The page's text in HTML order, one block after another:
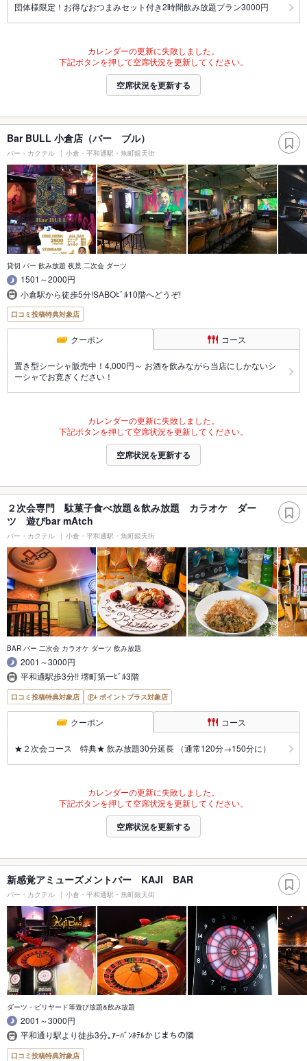
団体様限定！お得なおつまみセット付き2時間飲み放題プラン3000円
カレンダーの更新に失敗しました。
下記ボタンを押して空席状況を更新してください。
空席状況を更新する
Bar BULL 小倉店（バー ブル）
バー・カクテル 小倉・平和通駅・魚町銀天街
貸切 バー 飲み放題 夜景 二次会 ダーツ
1501～2000円
小倉駅から徒歩5分!SABOﾋﾞﾙ10階へどうぞ!
口コミ投稿特典対象店
クーポン コース
置き型シーシャ販売中！4,000円～ お酒を飲みながら当店にしかないシ
ーシャでお寛ぎください！
カレンダーの更新に失敗しました。
下記ボタンを押して空席状況を更新してください。
空席状況を更新する
２次会専門 駄菓子食べ放題＆飲み放題 カラオケ ダー
ツ 遊びbar mAtch
バー・カクテル 小倉・平和通駅・魚町銀天街
BAR バー 二次会 カラオケ ダーツ 飲み放題
2001～3000円
平和通駅歩3分!! 堺町第一ﾋﾞﾙ3階
口コミ投稿特典対象店 ポイントプラス対象店
クーポン コース
★２次会コース 特典★ 飲み放題30分延長 （通常120分→150分に）
カレンダーの更新に失敗しました。
下記ボタンを押して空席状況を更新してください。
空席状況を更新する
新感覚アミューズメントバー KAJI BAR
バー・カクテル 小倉・平和通駅・魚町銀天街
ダーツ・ビリヤード等遊び放題&飲み放題
2001～3000円
平和通り駅より徒歩3分｡ｱｰﾊﾞﾝﾎﾃﾙかじまちの隣
口コミ投稿特典対象店